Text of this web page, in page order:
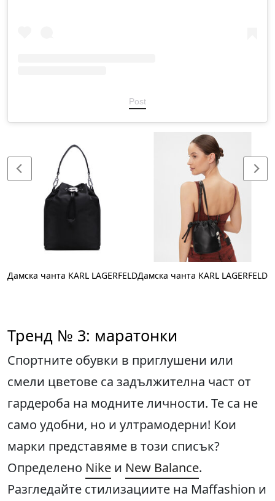
Post
Дамска чанта KARL LAGERFELDДамска чанта KARL LAGERFELD
Тренд № 3: маратонки
Спортните обувки в приглушени или
смели цветове са задължителна част от
гардероба на модните личности. Те са не
само удобни, но и ултрамодерни! Кои
марки представяме в този списък?
Определено Nike и New Balance.
Разгледайте стилизациите на Maffashion и